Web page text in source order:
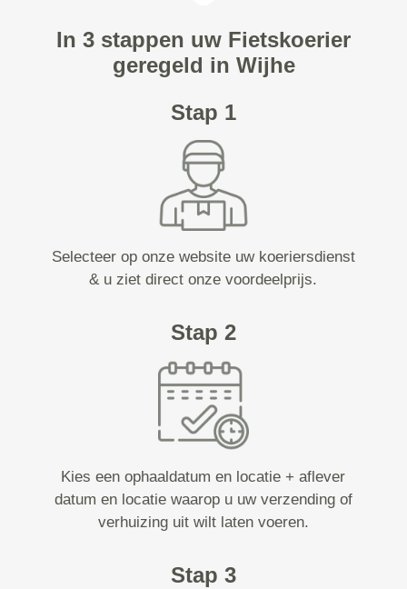
In 3 stappen uw Fietskoerier
geregeld in Wijhe
Stap 1
Selecteer op onze website uw koeriersdienst
& u ziet direct onze voordeelprijs.
Stap 2
Kies een ophaaldatum en locatie + aflever
datum en locatie waarop u uw verzending of
verhuizing uit wilt laten voeren.
Stap 3